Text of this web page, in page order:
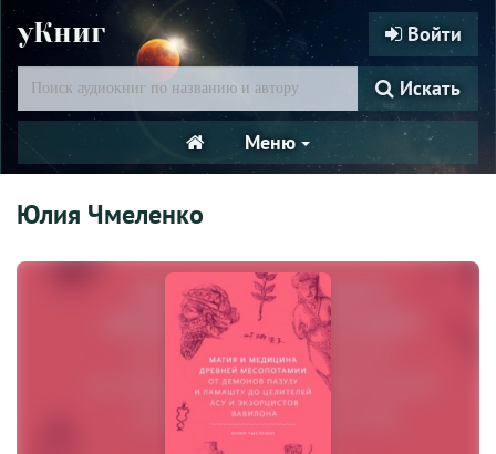
уКниг Войти
Искать
Меню
Юлия Чмеленко